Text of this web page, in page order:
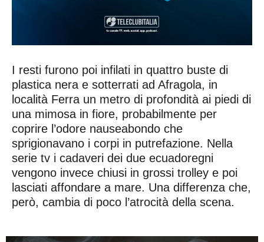
I resti furono poi infilati in quattro buste di
plastica nera e sotterrati ad Afragola, in
località Ferra un metro di profondità ai piedi di
una mimosa in fiore, probabilmente per
coprire l’odore nauseabondo che
sprigionavano i corpi in putrefazione. Nella
serie tv i cadaveri dei due ecuadoregni
vengono invece chiusi in grossi trolley e poi
lasciati affondare a mare. Una differenza che,
però, cambia di poco l’atrocità della scena.